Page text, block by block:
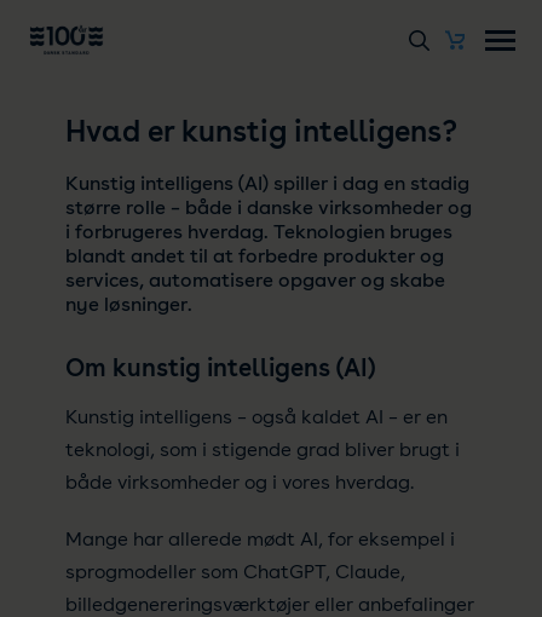
Hvad er kunstig intelligens?
Kunstig intelligens (AI) spiller i dag en stadig
større rolle – både i danske virksomheder og
i forbrugeres hverdag. Teknologien bruges
blandt andet til at forbedre produkter og
services, automatisere opgaver og skabe
nye løsninger.
Om kunstig intelligens (AI)
Kunstig intelligens – også kaldet AI – er en
teknologi, som i stigende grad bliver brugt i
både virksomheder og i vores hverdag.
Mange har allerede mødt AI, for eksempel i
sprogmodeller som ChatGPT, Claude,
billedgenereringsværktøjer eller anbefalinger